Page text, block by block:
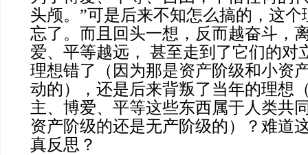
头颅。”可是后来不知怎么搞的，这
忘了。而且回头一想，反而越奋斗，
爱、平等越远， 甚至走到了它们的对
理想错了（因为那是资产阶级和小资
动的），还是后来背叛了当年的理想
主、博爱、平等这些东西属于人类共
资产阶级的还是无产阶级的）？难道
真反思？